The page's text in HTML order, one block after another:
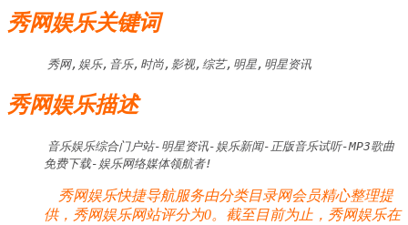
秀网娱乐关键词
秀网,娱乐,音乐,时尚,影视,综艺,明星,明星资讯
秀网娱乐描述
音乐娱乐综合门户站-明星资讯-娱乐新闻-正版音乐试听-MP3歌曲
免费下载-娱乐网络媒体领航者!
秀网娱乐快捷导航服务由分类目录网会员精心整理提
供，秀网娱乐网站评分为0。截至目前为止，秀网娱乐在